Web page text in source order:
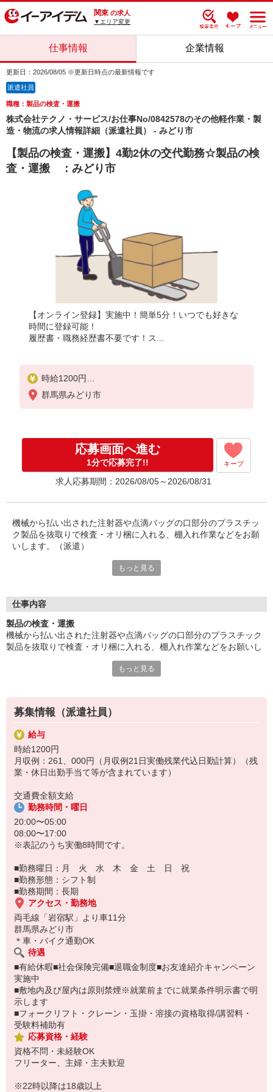
関東 の求人
▼エリア変更
仕事情報 企業情報
更新日：2026/08/05 ※更新日時点の最新情報です
派遣社員
職種：製品の検査・運搬
株式会社テクノ・サービス/お仕事No/0842578のその他軽作業・製
造・物流の求人情報詳細（派遣社員） - みどり市
【製品の検査・運搬】4勤2休の交代勤務☆製品の検
査・運搬 ：みどり市
【オンライン登録】実施中！簡単5分！いつでも好きな
時間に登録可能！
履歴書・職務経歴書不要です！ス...
時給1200円
月収例：261、000円（月収例21日実働残業代込日勤
計算）（残業・休日出勤手当て等が含まれています
交通費全額支給
群馬県みどり市
応募画面へ進む
1分で応募完了!! キープ
求人応募期間：2026/08/05～2026/08/31
機械から払い出された注射器や点滴バッグの口部分のプラスチッ
ク製品を抜取りで検査・オリ梱に入れる、棚入れ作業などをお願
いします。（派遣）
ウレシイ小休憩あり、仕事の合間にリフレッシュ。車・バイク通
時）
ございます。詳細はオペレーターまでお問合せください。
『テクノ・サービス』は、派遣業界大手スタッフサービスグルー
全国にあるお仕事の中から、一人ひとりのスキルや希望条件に応
安全管理体制も万全ですので安心してご就業いただけます。
登録方法は、【オンライン】【電話】【登録会来場】の3つから
選べます♪
★★履歴書・証明写真は不要！★★
また、ご登録済の方はお仕事の紹介がスムーズです。
ご応募お待ちしています。
もっと見る
仕事内容
製品の検査・運搬
機械から払い出された注射器や点滴バッグの口部分のプラスチック
製品を抜取りで検査・オリ梱に入れる、棚入れ作業などをお願いし
ウレシイ小休憩あり、仕事の合間にリフレッシュ。車・バイク通勤
時）
もっと見る
募集情報（派遣社員）
給与
時給1200円
月収例：261、000円（月収例21日実働残業代込日勤計算）（残
業・休日出勤手当て等が含まれています）
交通費全額支給
勤務時間・曜日
20:00〜05:00
08:00〜17:00
※表記のうち実働8時間です。
■勤務曜日：月 火 水 木 金 土 日 祝
■勤務形態：シフト制
■勤務期間：長期
アクセス・勤務地
両毛線「岩宿駅」より車11分
群馬県みどり市
＊車・バイク通勤OK
待遇
■有給休暇■社会保険完備■退職金制度■お友達紹介キャンペーン
実施中
■敷地内及び屋内は原則禁煙※就業前までに就業条件明示書で明
示します
■フォークリフト・クレーン・玉掛・溶接の資格取得/講習料・
受験料補助有
応募資格・経験
資格不問・未経験OK
フリーター、主婦・主夫歓迎
※22時以降は18歳以上